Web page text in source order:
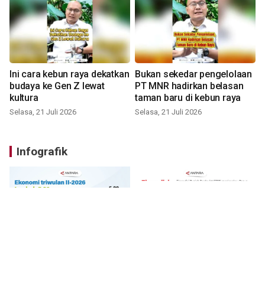
Ini cara kebun raya dekatkan
budaya ke Gen Z lewat
kultura
Selasa, 21 Juli 2026
Bukan sekedar pengelolaan
PT MNR hadirkan belasan
taman baru di kebun raya
Selasa, 21 Juli 2026
Infografik